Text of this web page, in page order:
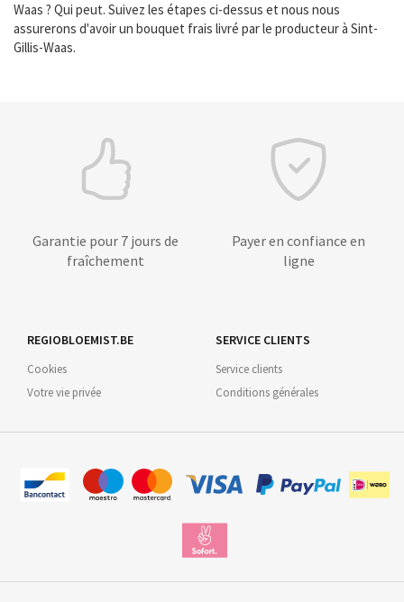
Waas ? Qui peut. Suivez les étapes ci-dessus et nous nous
assurerons d'avoir un bouquet frais livré par le producteur à Sint-
Gillis-Waas.
Garantie pour 7 jours de
fraîchement
Payer en confiance en
ligne
REGIOBLOEMIST.BE
Cookies
Votre vie privée
SERVICE CLIENTS
Service clients
Conditions générales